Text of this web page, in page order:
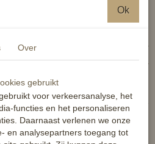
Ok
Over
gebruikt
voor verkeersanalyse, het
functies en het personaliseren
Daarnaast verlenen we onze
en analysepartners toegang tot